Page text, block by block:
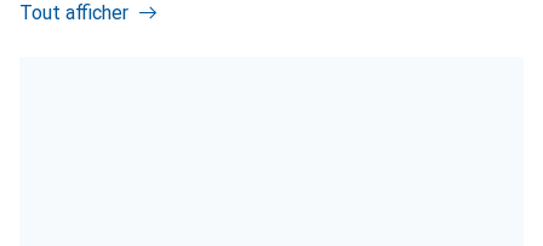
Tout afficher